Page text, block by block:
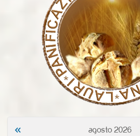
« agosto 2026